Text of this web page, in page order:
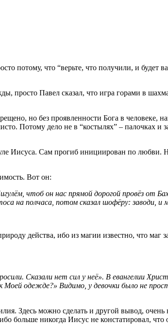
потому, что “верьте, что получили, и будет
просто Павел сказал, что игра горами в
но без проявленности Бога в человеке,
Потому дело не в “костылях” – палочках и
Иисуса. Сам прогиб инициирован по любви.
Вот он:
чтоб он нас прямой дорогой провёз от
на полчаса, потом сказал шофёру: заводи, и
действа, ибо из магии известно, что маг
Сказали нет сил у неё». В евангелии
одежде?» Видимо, у девочки было не
Здесь можно сделать и другой вывод,
больше никогда Иисус не констатировал, что